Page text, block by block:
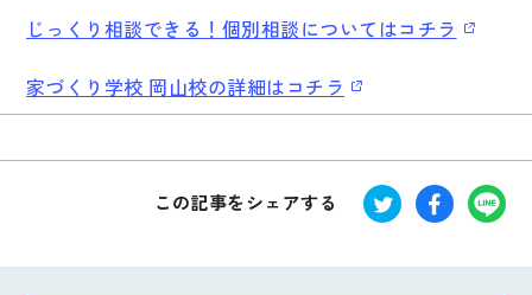
じっくり相談できる！個別相談についてはコチラ
家づくり学校 岡山校の詳細はコチラ
この記事をシェアする